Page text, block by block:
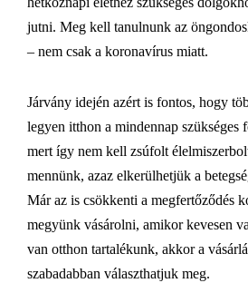
jutni. Meg kell tanulnunk az
– nem csak a koronavírus miatt.
Járvány idején azért is fontos, hogy
legyen itthon a mindennap szükséges
mert így nem kell zsúfolt
mennünk, azaz elkerülhetjük a
Már az is csökkenti a megfertőződés
megyünk vásárolni, amikor kevesen
van otthon tartalékunk, akkor a
szabadabban választhatjuk meg.